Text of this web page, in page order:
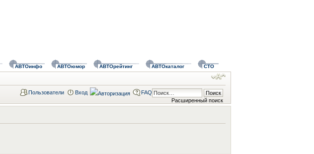
АВТОинфо АВТОюмор АВТОрейтинг АВТОкаталог СТО
Расширенный поиск
Пользователи Вход FAQ